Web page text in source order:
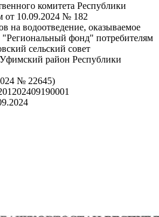
комитета Республики
от 10.09.2024 № 182
на водоотведение, оказываемое
фонд" потребителям
сельский совет
район Республики
№ 22645)